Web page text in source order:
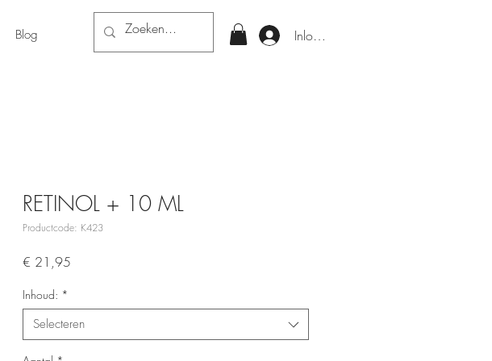
Blog Inloggen
RETINOL + 10 ML
Productcode: K423
€ 21,95
Inhoud: *
Selecteren